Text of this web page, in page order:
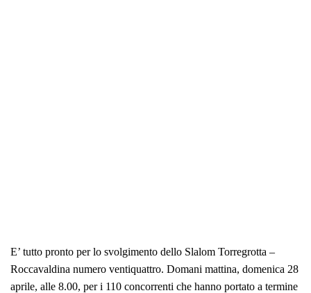
E’ tutto pronto per lo svolgimento dello Slalom Torregrotta –
Roccavaldina numero ventiquattro. Domani mattina, domenica 28
aprile, alle 8.00, per i 110 concorrenti che hanno portato a termine